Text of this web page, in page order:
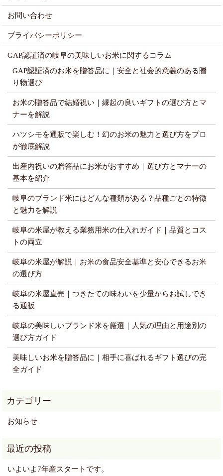
お問い合わせ
プライバシーポリシー
GAP認証済の岐阜の美味しいお米に関するコラム
GAP認証済のお米を贈答品に｜安全と社会的意義のある贈
り物選び
お米の贈答品で結婚祝い｜縁起の良いギフトの選び方とマ
ナーを解説
ハツシモを通販で楽しむ！幻のお米の魅力と選び方をプロ
が徹底解説
出産内祝いの贈答品にお米がおすすめ｜選び方とマナーの
基本を紹介
岐阜のブランド米にはどんな種類がある？品種ごとの特徴
と魅力を解説
岐阜の米屋が教える業務用米の仕入れガイド｜品質とコス
トの両立
岐阜の米屋が解説｜お米の食品安全基準と安心できるお米
の選び方
岐阜の米屋直売｜つきたての味わいを少量からお試しでき
る通販
岐阜の美味しいブランド米を厳選｜人気の理由と用途別の
選び方ガイド
美味しいお米を贈答品に｜相手に喜ばれるギフト選びの完
全ガイド
お知らせ
いよいよ7年産スタートです。